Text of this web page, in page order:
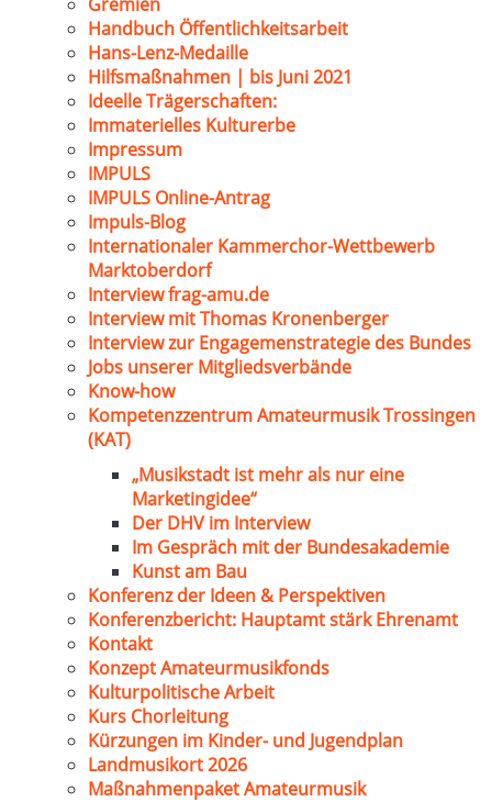
Handbuch Öffentlichkeitsarbeit
Hans-Lenz-Medaille
Hilfsmaßnahmen | bis Juni 2021
Ideelle Trägerschaften:
Immaterielles Kulturerbe
Impressum
IMPULS
IMPULS Online-Antrag
Impuls-Blog
Internationaler Kammerchor-Wettbewerb
Marktoberdorf
Interview frag-amu.de
Interview mit Thomas Kronenberger
Interview zur Engagemenstrategie des Bundes
Jobs unserer Mitgliedsverbände
Know-how
Kompetenzzentrum Amateurmusik Trossingen
(KAT)
„Musikstadt ist mehr als nur eine
Marketingidee“
Der DHV im Interview
Im Gespräch mit der Bundesakademie
Kunst am Bau
Konferenz der Ideen & Perspektiven
Konferenzbericht: Hauptamt stärk Ehrenamt
Kontakt
Konzept Amateurmusikfonds
Kulturpolitische Arbeit
Kurs Chorleitung
Kürzungen im Kinder- und Jugendplan
Landmusikort 2026
Maßnahmenpaket Amateurmusik